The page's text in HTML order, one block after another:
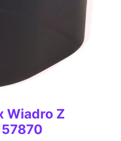
Wiadro Z